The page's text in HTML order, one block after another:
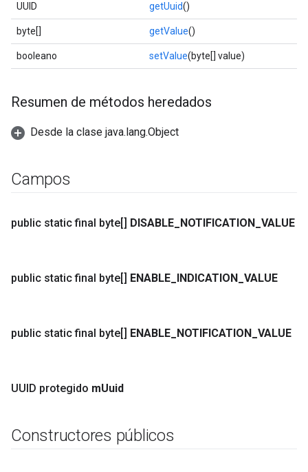
UUID getUuid()
byte[] getValue()
booleano setValue(byte[] value)
Resumen de métodos heredados
Desde la clase java.lang.Object
Campos
public static final byte[] DISABLE NOTIFICATION VALUE
public static final byte[] ENABLE INDICATION VALUE
public static final byte[] ENABLE NOTIFICATION VALUE
UUID protegido mUuid
Constructores públicos